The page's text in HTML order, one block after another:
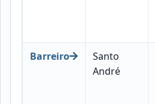
Barreiro
Santo
André